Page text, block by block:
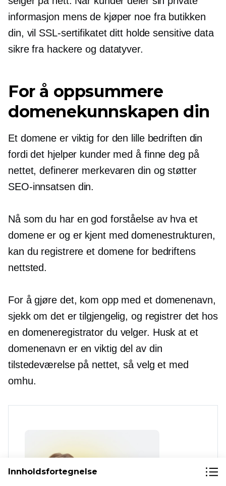
informasjon mens de kjøper noe fra butikken
din, vil SSL-sertifikatet ditt holde sensitive data
sikre fra hackere og datatyver.
For å oppsummere
domenekunnskapen din
Et domene er viktig for den lille bedriften din
fordi det hjelper kunder med å finne deg på
nettet, definerer merkevaren din og støtter
SEO-innsatsen din.
Nå som du har en god forståelse av hva et
domene er og er kjent med domenestrukturen,
kan du registrere et domene for bedriftens
nettsted.
For å gjøre det, kom opp med et domenenavn,
sjekk om det er tilgjengelig, og registrer det hos
en domeneregistrator du velger. Husk at et
domenenavn er en viktig del av din
tilstedeværelse på nettet, så velg et med
omhu.
Innholdsfortegnelse